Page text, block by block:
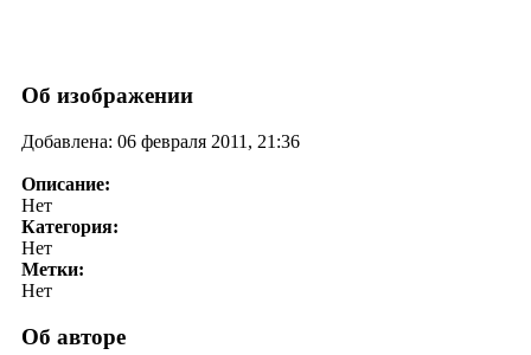
Об изображении
Добавлена: 06 февраля 2011, 21:36
Описание:
Нет
Категория:
Нет
Метки:
Нет
Об авторе